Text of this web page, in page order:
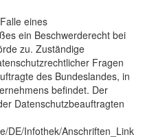
eines
ein Beschwerderecht bei
zu. Zuständige
Fragen
des Bundeslandes, in
befindet. Der
Datenschutzbeauftragten
DE/Infothek/Anschriften_Link